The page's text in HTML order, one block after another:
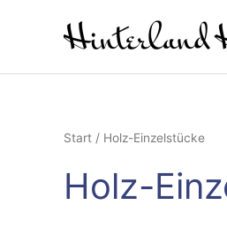
Start / Holz-Einzelstücke
Holz-